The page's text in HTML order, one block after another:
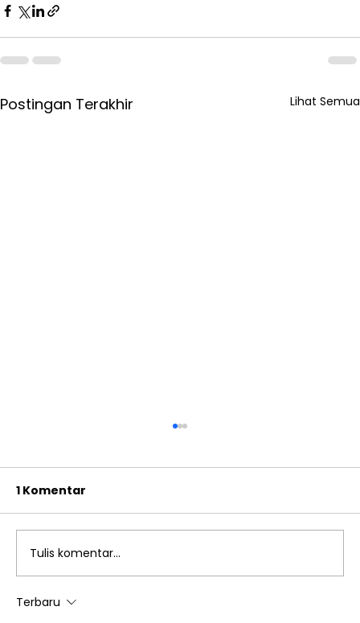
Postingan Terakhir Lihat Semua
1 Komentar
Tulis komentar...
Terbaru